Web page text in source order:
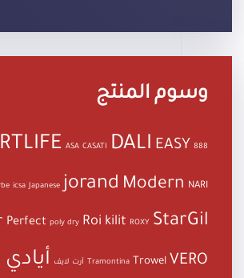
وسوم المنتج
888
ASA CASATI DALI EASY
icsa Japanese jorand Modern NARI
Perfect poly dry Roi kilit ROXY StarGil
Tramontina Trowel VERO آرت لايف أيادي